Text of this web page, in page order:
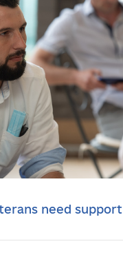
need support